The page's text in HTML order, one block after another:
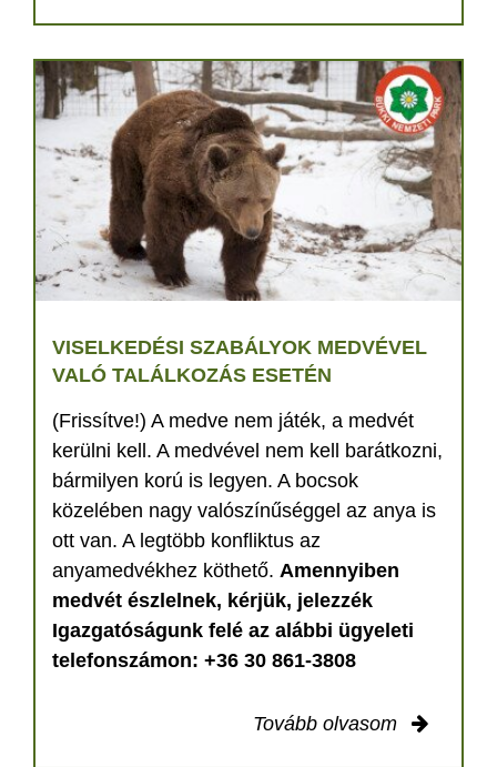
VISELKEDÉSI SZABÁLYOK MEDVÉVEL
VALÓ TALÁLKOZÁS ESETÉN
(Frissítve!) A medve nem játék, a medvét
kerülni kell. A medvével nem kell barátkozni,
bármilyen korú is legyen. A bocsok
közelében nagy valószínűséggel az anya is
ott van. A legtöbb konfliktus az
anyamedvékhez köthető. Amennyiben
medvét észlelnek, kérjük, jelezzék
Igazgatóságunk felé az alábbi ügyeleti
telefonszámon: +36 30 861-3808
Tovább olvasom